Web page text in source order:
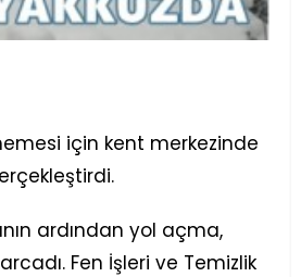
için kent merkezinde
ardından yol açma,
Fen İşleri ve Temizlik